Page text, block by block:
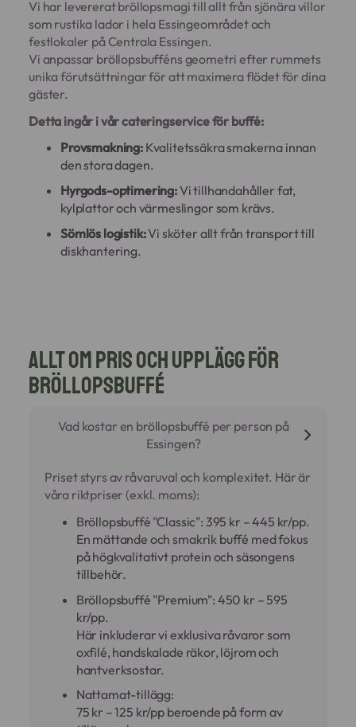
Vi har levererat bröllopsmagi till allt från sjönära villor
som rustika lador i hela Essingeområdet och
festlokaler på Centrala Essingen.
Vi anpassar bröllopsbufféns geometri efter rummets
unika förutsättningar för att maximera flödet för dina
gäster.
Detta ingår i vår cateringservice för buffé:
Provsmakning:Kvalitetssäkra smakerna innan
den stora dagen.
Hyrgods-optimering:Vi tillhandahåller fat,
kylplattor och värmeslingor som krävs.
Sömlös logistik:Vi sköter allt från transport till
diskhantering.
Allt om pris och upplägg för
bröllopsbuffé
Vad kostar en bröllopsbuffé per person på
Essingen?
Priset styrs av råvaruval och komplexitet. Här är
våra riktpriser (exkl. moms):
Bröllopsbuffé "Classic": 395 kr – 445 kr/pp.
En mättande och smakrik buffé med fokus
på högkvalitativt protein och säsongens
tillbehör.
Bröllopsbuffé "Premium": 450 kr – 595
kr/pp.
Här inkluderar vi exklusiva råvaror som
oxfilé, handskalade räkor, löjrom och
hantverksostar.
Nattamat-tillägg:
75 kr – 125 kr/pp beroende på form av